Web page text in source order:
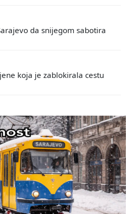
da snijegom sabotira
koja je zablokirala cestu